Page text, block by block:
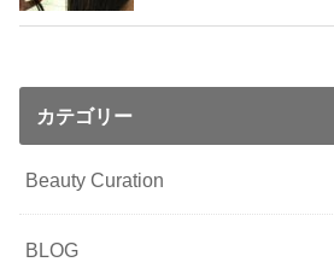
カテゴリー
Beauty Curation
BLOG